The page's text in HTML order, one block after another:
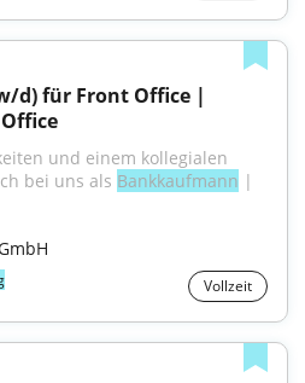
d) für Front Office |
und einem kollegialen
bei uns als Bankkaufmann |
Vollzeit